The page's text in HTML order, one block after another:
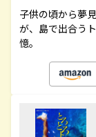
子供の頃から夢
が、島で出合う
憶。